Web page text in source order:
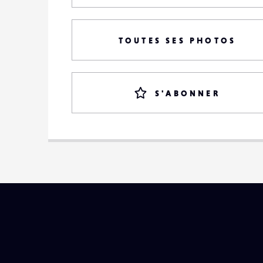
TOUTES SES PHOTOS
S'ABONNER